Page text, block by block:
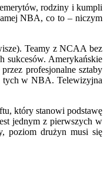
rodziny i kumpli
NBA, co to – niczym
Teamy z NCAA bez
sukcesów. Amerykańskie
profesjonalne sztaby
tych w NBA. Telewizyjna
który stanowi podstawę
jednym z pierwszych w
poziom drużyn musi się